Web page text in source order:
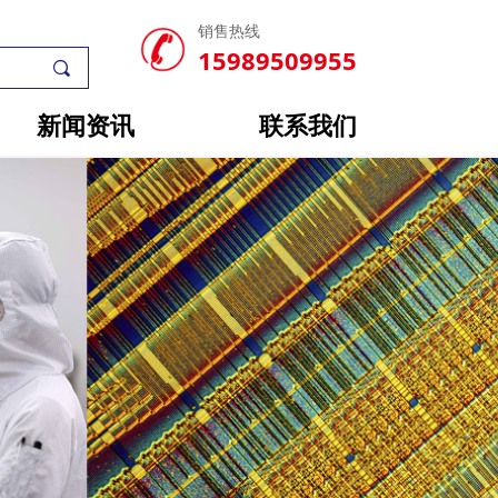
新闻资讯 联系我们
끠
销售热线
15989509955